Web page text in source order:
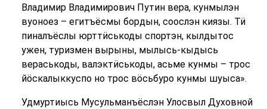
Владимир Владимирович Путин вера, кунмылэн
вуоноез – егитъёсмы бордын, соослэн киязы. Тӥ
пиналъёслы юрттӥськоды спортэн, кылдытос
ужен, туризмен вырыны, мылысь-кыдысь
вераськоды, валэктӥськоды, асьме кунмы – трос
йӧскалыккуспо но трос вӧсьбуро кунмы шуыса».
Удмуртиысь Мусульманъёслэн Улосвыл Духовной